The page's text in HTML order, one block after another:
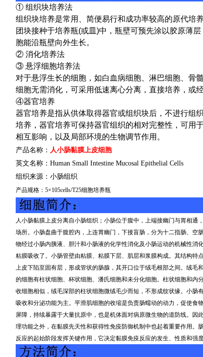
① 组织块培养法
组织块培养是常用、简便易行和成功率较高的原代培
团块接种于培养瓶(或皿)中，瓶壁可预先涂以胶原薄
胞能沿瓶壁向外生长。
② 消化培养法
③ 悬浮细胞培养法
对于悬浮生长的细胞，如白血病细胞、淋巴细胞、骨
细胞无需消化，可采用低速离心分离，直接培养，或
④器官培养
器官培养是指从供体取得器官或组织块后，不进行组
培养，器官培养可保持器官组织的相对完整性，可用
相互影响，以及局部环境的生物调节作用。
产品名称： 人小肠黏膜上皮细胞
英文名称： Human Small Intestine Mucosal Epithelial Cells
组织来源： 小肠组织
产品规格： 5×105cells/T25细胞培养瓶
人小肠黏膜上皮分离自小肠组织；小肠位于腹中，上端接幽门与胃相通
场所。小肠盘曲于腹腔内，上连胃幽门，下接盲肠，分为十二指肠、空
物经过小肠内胰液、胆汁和小肠液的化学性消化及小肠运动的机械性消
粘膜吸收了。小肠管壁由粘膜、粘膜下层、肌层和浆膜构成。其结构特
上皮下陷至固有层，形成管状的肠腺，其开口位于绒毛根部之间。绒毛
的细胞有柱状细胞、杯状细胞、潘氏细胞和未分化细胞。柱状细胞和内
收细胞相似，绒毛深部的柱状细胞微绒毛少而短，不形成纹状缘。小肠
吸收和分泌功能为主。平滑肌细胞的收缩是负责肠蠕动的动力，促使食
屏障，持续暴露于大量抗原中，也是机体面对病原微生物的道防线。因
理功能之外，在黏膜先天性和获得性免疫防御机制中也起着重要作用。
反应的起始阶段发挥关键作用，它决定黏膜免疫反应的发生、性质和强度